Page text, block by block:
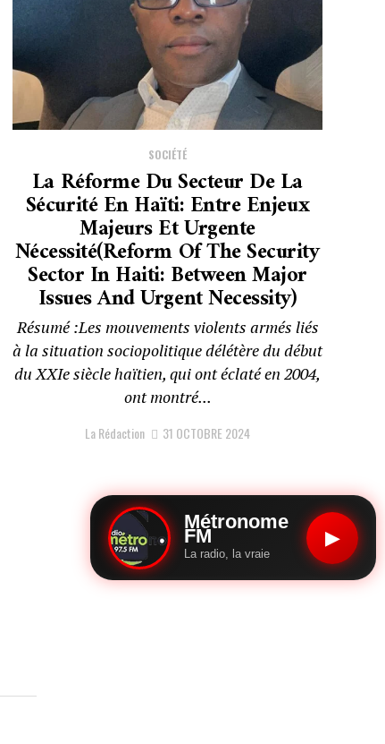
SOCIÉTÉ
La Réforme Du Secteur De La
Sécurité En Haïti: Entre Enjeux
Majeurs Et Urgente
Nécessité(Reform Of The Security
Sector In Haiti: Between Major
Issues And Urgent Necessity)
Résumé :Les mouvements violents armés liés
à la situation sociopolitique délétère du début
du XXIe siècle haïtien, qui ont éclaté en 2004,
ont montré...
La Rédaction 31 OCTOBRE 2024
Métronome
FM
La radio, la vraie
▶